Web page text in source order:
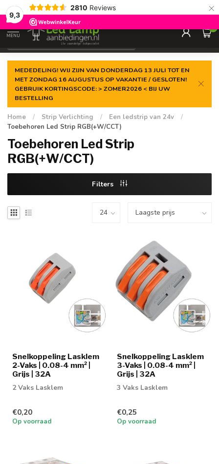
9,3
2810 Reviews ×
Gegarandeerde delaagste prijs
MENU
0
MEDEDELING! WIJ ZIJN VAN DONDERDAG 13 JULI TOT EN
MET ZONDAG 16 AUGUSTUS OP VAKANTIE / GESLOTEN!
GEBRUIK KORTINGSCODE: > ZOMER2026 < BIJ UW
BESTELLING
Home / Strip Verlichting / Een ledstrip van 24v
/
Toebehoren Led Strip RGB(+W/CCT)
Toebehoren Led Strip
RGB(+W/CCT)
Filters
Snelkoppeling Lasklem
2-Vaks | 0.08-4 mm² |
Grijs | 32A
2 Vaks Lasklem
€0,20
Op voorraad
Snelkoppeling Lasklem
3-Vaks | 0.08-4 mm² |
Grijs | 32A
3 Vaks Lasklem
€0,25
Op voorraad